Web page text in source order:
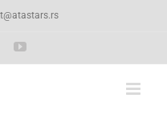
YouTube